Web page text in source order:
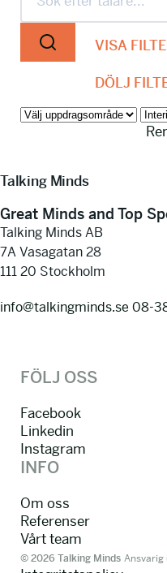
VISA
DÖLJ
Talking Minds
Great Minds and Top
Talking Minds AB
7A Vasagatan 28
111 20 Stockholm
info@talkingminds.se 08-
FÖLJ OSS
Facebook
Linkedin
Instagram
INFO
Om oss
Referenser
Vårt team
© 2026 Talking Minds Ansvarig